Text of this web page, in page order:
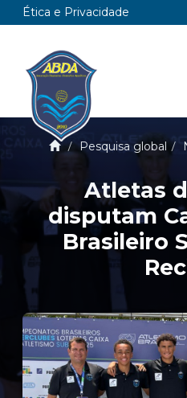
Ética e Privacidade
Pesquisa global
Atletas
disputam
Brasileiro